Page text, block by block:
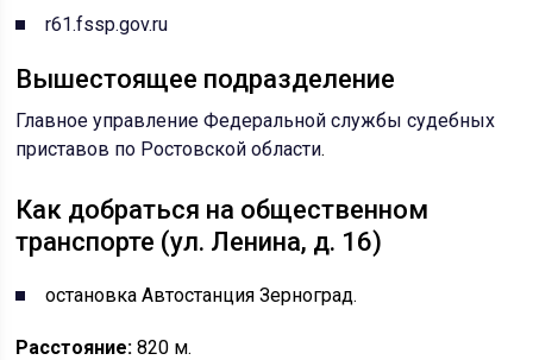
r61.fssp.gov.ru
Вышестоящее подразделение
Главное управление Федеральной службы судебных
приставов по Ростовской области.
Как добраться на общественном
транспорте (ул. Ленина, д. 16)
остановка Автостанция Зерноград.
Расстояние:820 м.